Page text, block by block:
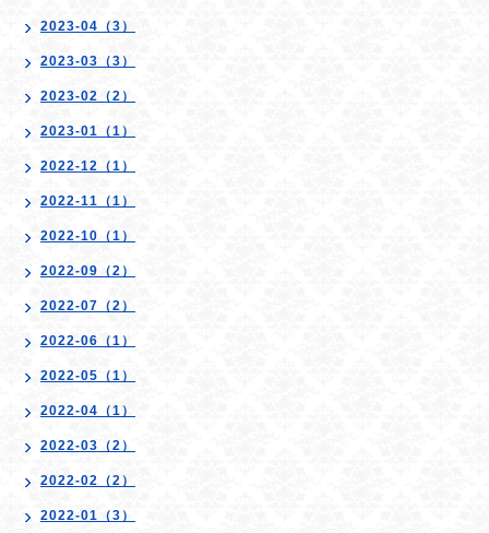
2023-04（3）
2023-03（3）
2023-02（2）
2023-01（1）
2022-12（1）
2022-11（1）
2022-10（1）
2022-09（2）
2022-07（2）
2022-06（1）
2022-05（1）
2022-04（1）
2022-03（2）
2022-02（2）
2022-01（3）